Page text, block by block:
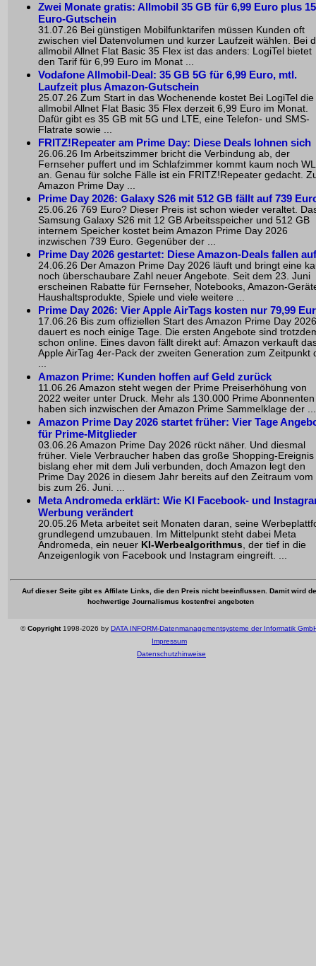
Zwei Monate gratis: Allmobil 35 GB für 6,99 Euro plus
Euro-Gutschein
31.07.26 Bei günstigen Mobilfunktarifen müssen Kunden oft
zwischen viel Datenvolumen und kurzer Laufzeit wählen. Bei
allmobil Allnet Flat Basic 35 Flex ist das anders: LogiTel bietet
den Tarif für 6,99 Euro im Monat ...
Vodafone Allmobil-Deal: 35 GB 5G für 6,99 Euro, mtl.
Laufzeit plus Amazon-Gutschein
25.07.26 Zum Start in das Wochenende kostet Bei LogiTel die
allmobil Allnet Flat Basic 35 Flex derzeit 6,99 Euro im Monat.
Dafür gibt es 35 GB mit 5G und LTE, eine Telefon- und SMS-
Flatrate sowie ...
FRITZ!Repeater am Prime Day: Diese Deals lohnen sich
26.06.26 Im Arbeitszimmer bricht die Verbindung ab, der
Fernseher puffert und im Schlafzimmer kommt kaum noch
an. Genau für solche Fälle ist ein FRITZ!Repeater gedacht.
Amazon Prime Day ...
Prime Day 2026: Galaxy S26 mit 512 GB fällt auf 739
25.06.26 769 Euro? Dieser Preis ist schon wieder veraltet.
Samsung Galaxy S26 mit 12 GB Arbeitsspeicher und 512 GB
internem Speicher kostet beim Amazon Prime Day 2026
inzwischen 739 Euro. Gegenüber der ...
Prime Day 2026 gestartet: Diese Amazon-Deals fallen auf
24.06.26 Der Amazon Prime Day 2026 läuft und bringt eine
noch überschaubare Zahl neuer Angebote. Seit dem 23. Juni
erscheinen Rabatte für Fernseher, Notebooks, Amazon-
Haushaltsprodukte, Spiele und viele weitere ...
Prime Day 2026: Vier Apple AirTags kosten nur 79,99
17.06.26 Bis zum offiziellen Start des Amazon Prime Day 2026
dauert es noch einige Tage. Die ersten Angebote sind
schon online. Eines davon fällt direkt auf: Amazon verkauft
Apple AirTag 4er-Pack der zweiten Generation zum Zeitpunkt
...
Amazon Prime: Kunden hoffen auf Geld zurück
11.06.26 Amazon steht wegen der Prime Preiserhöhung von
2022 weiter unter Druck. Mehr als 130.000 Prime Abonnenten
haben sich inzwischen der Amazon Prime Sammelklage der ...
Amazon Prime Day 2026 startet früher: Vier Tage
für Prime-Mitglieder
03.06.26 Amazon Prime Day 2026 rückt näher. Und diesmal
früher. Viele Verbraucher haben das große Shopping-Ereignis
bislang eher mit dem Juli verbunden, doch Amazon legt den
Prime Day 2026 in diesem Jahr bereits auf den Zeitraum vom
bis zum 26. Juni. ...
Meta Andromeda erklärt: Wie KI Facebook- und
Werbung verändert
20.05.26 Meta arbeitet seit Monaten daran, seine
grundlegend umzubauen. Im Mittelpunkt steht dabei Meta
Andromeda, ein neuer KI-Werbealgorithmus, der tief in die
Anzeigenlogik von Facebook und Instagram eingreift. ...
Auf dieser Seite gibt es Affilate Links, die den Preis nicht beeinflussen. Damit wird
hochwertige Journalismus kostenfrei angeboten
©Copyright1998-2026 by DATA INFORM-Datenmanagementsysteme der Informatik
Impressum
Datenschutzhinweise